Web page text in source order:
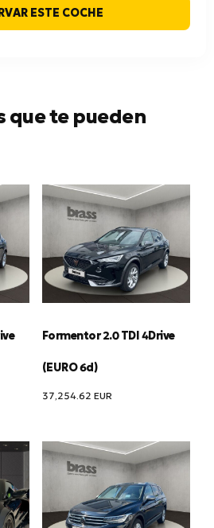
ESTE COCHE
que te pueden
Formentor 2.0 TDI 4Drive
(EURO 6d)
37,254.62 EUR